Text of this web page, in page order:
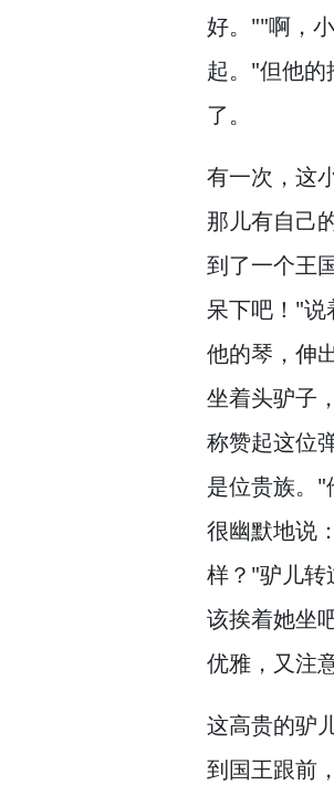
好。 ""啊，
起。 "但他的
了。
有一次， 这
那儿有自己
到了一个王
呆下吧！ "说
他的琴， 伸
坐着头驴子，
称赞起这位
是位贵族。 "
很幽默地说
样？ "驴儿转
该挨着她坐
优雅， 又注
这高贵的驴
到国王跟前，